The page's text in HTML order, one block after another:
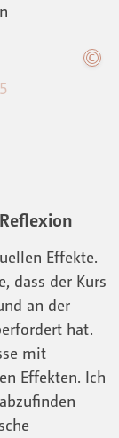
Effekte.
dass der Kurs
an der
hat.
mit
Effekten. Ich